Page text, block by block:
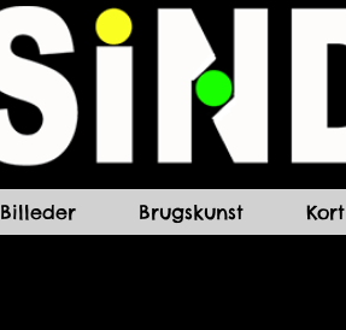
Billeder Brugskunst Kort